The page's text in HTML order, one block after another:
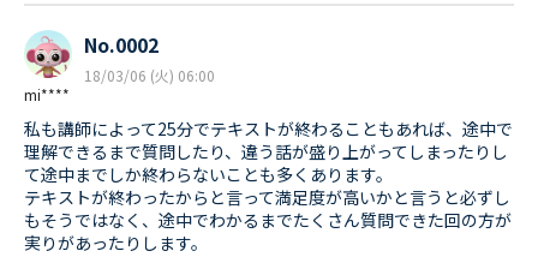
mi****
No.0002
18/03/06 (火) 06:00
私も講師によって25分でテキストが終わることもあれば、途中で
理解できるまで質問したり、違う話が盛り上がってしまったりし
て途中までしか終わらないことも多くあります。
テキストが終わったからと言って満足度が高いかと言うと必ずし
もそうではなく、途中でわかるまでたくさん質問できた回の方が
実りがあったりします。